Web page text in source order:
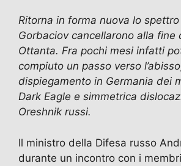
o
o
k
o
n
m p
p
Ritorna in forma nuova lo
Gorbaciov cancellarono alla fine
Ottanta. Fra pochi mesi infatti
compiuto un passo verso
dispiegamento in Germania dei
Dark Eagle e simmetrica
Oreshnik russi.
Il ministro della Difesa russo
durante un incontro con i